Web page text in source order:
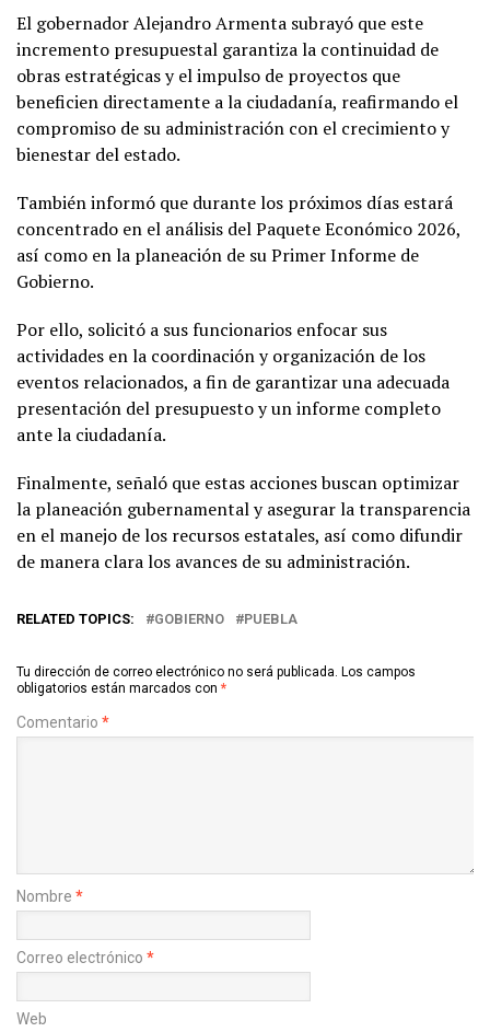
El gobernador Alejandro Armenta subrayó que este
incremento presupuestal garantiza la continuidad de
obras estratégicas y el impulso de proyectos que
beneficien directamente a la ciudadanía, reafirmando el
compromiso de su administración con el crecimiento y
bienestar del estado.
También informó que durante los próximos días estará
concentrado en el análisis del Paquete Económico 2026,
así como en la planeación de su Primer Informe de
Gobierno.
Por ello, solicitó a sus funcionarios enfocar sus
actividades en la coordinación y organización de los
eventos relacionados, a fin de garantizar una adecuada
presentación del presupuesto y un informe completo
ante la ciudadanía.
Finalmente, señaló que estas acciones buscan optimizar
la planeación gubernamental y asegurar la transparencia
en el manejo de los recursos estatales, así como difundir
de manera clara los avances de su administración.
RELATED TOPICS: GOBIERNO PUEBLA
Tu dirección de correo electrónico no será publicada. Los campos
obligatorios están marcados con *
Comentario *
Nombre *
Correo electrónico *
Web